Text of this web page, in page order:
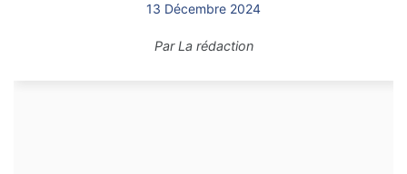
13 Décembre 2024
ParLa rédaction